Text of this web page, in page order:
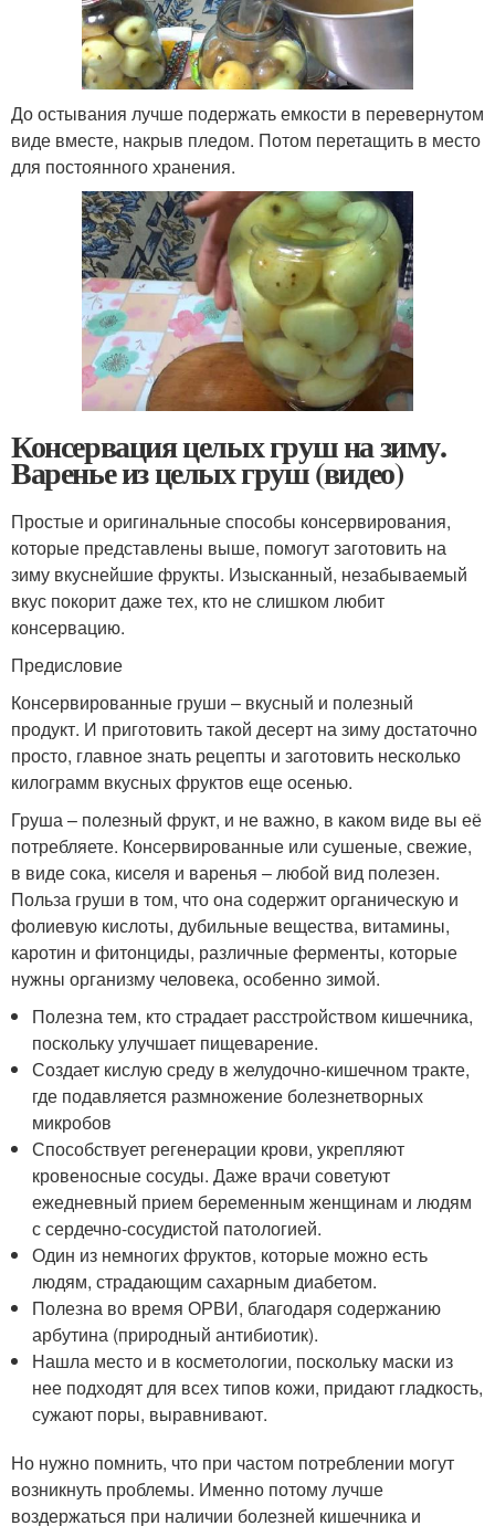
До остывания лучше подержать емкости в перевернутом
виде вместе, накрыв пледом. Потом перетащить в место
для постоянного хранения.
Консервация целых груш на зиму.
Варенье из целых груш (видео)
Простые и оригинальные способы консервирования,
которые представлены выше, помогут заготовить на
зиму вкуснейшие фрукты. Изысканный, незабываемый
вкус покорит даже тех, кто не слишком любит
консервацию.
Предисловие
Консервированные груши – вкусный и полезный
продукт. И приготовить такой десерт на зиму достаточно
просто, главное знать рецепты и заготовить несколько
килограмм вкусных фруктов еще осенью.
Груша – полезный фрукт, и не важно, в каком виде вы её
потребляете. Консервированные или сушеные, свежие,
в виде сока, киселя и варенья – любой вид полезен.
Польза груши в том, что она содержит органическую и
фолиевую кислоты, дубильные вещества, витамины,
каротин и фитонциды, различные ферменты, которые
нужны организму человека, особенно зимой.
Полезна тем, кто страдает расстройством кишечника,
поскольку улучшает пищеварение.
Создает кислую среду в желудочно-кишечном тракте,
где подавляется размножение болезнетворных
микробов
Способствует регенерации крови, укрепляют
кровеносные сосуды. Даже врачи советуют
ежедневный прием беременным женщинам и людям
с сердечно-сосудистой патологией.
Один из немногих фруктов, которые можно есть
людям, страдающим сахарным диабетом.
Полезна во время ОРВИ, благодаря содержанию
арбутина (природный антибиотик).
Нашла место и в косметологии, поскольку маски из
нее подходят для всех типов кожи, придают гладкость,
сужают поры, выравнивают.
Но нужно помнить, что при частом потреблении могут
возникнуть проблемы. Именно потому лучше
воздержаться при наличии болезней кишечника и